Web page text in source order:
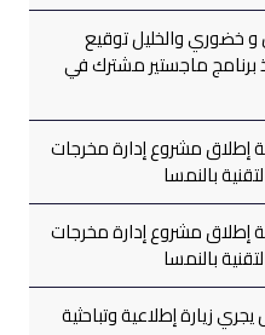
خضوري والخليل توقيع
برنامج ماجستير مشترك في
مشروع إدارة مخرجات
بالنمسا
مشروع إدارة مخرجات
بالنمسا
زيارة إطلاعية وتباحثية